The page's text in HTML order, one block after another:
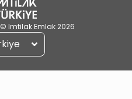
© Imtilak Emlak 2026